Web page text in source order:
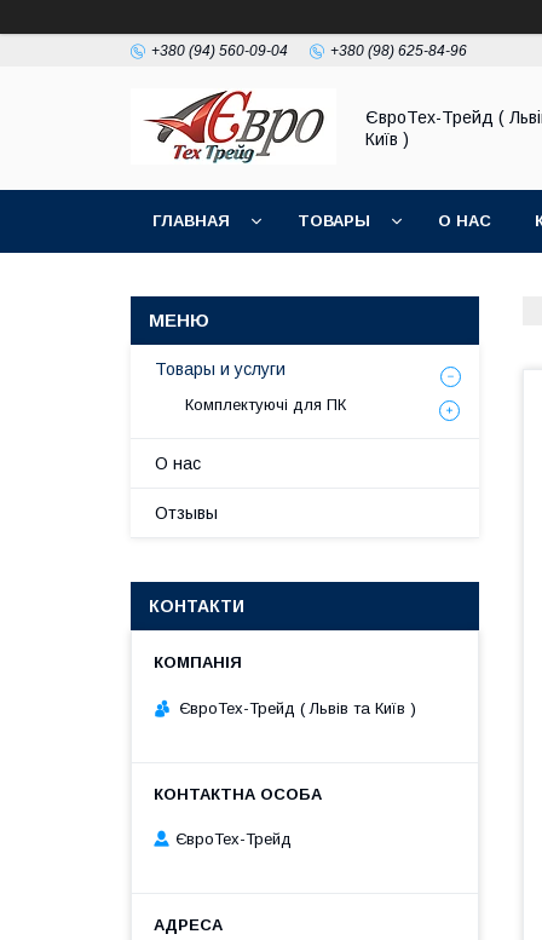
+380 (94) 560-09-04 +380 (98) 625-84-96
ЄвроТех-Трейд (
Київ )
ГЛАВНАЯ ТОВАРЫ О НАС
Товары и услуги
Комплектуючі для ПК
О нас
Отзывы
КОНТАКТИ
ЄвроТех-Трейд ( Львів та Київ )
ЄвроТех-Трейд